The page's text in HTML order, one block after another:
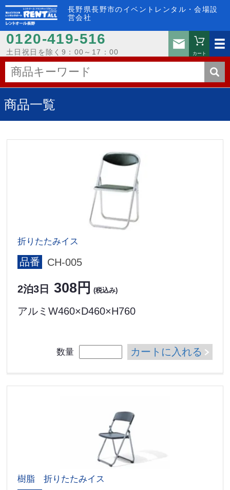
長野県長野市のイベントレンタル・会場設
営会社
0120-419-516
土日祝日を除く9：00～17：00
お問い
カート
商品一覧
折りたたみイス
品番 CH-005
2泊3日 308円 (税込み)
アルミW460×D460×H760
数量 カートに入れる
樹脂 折りたたみイス